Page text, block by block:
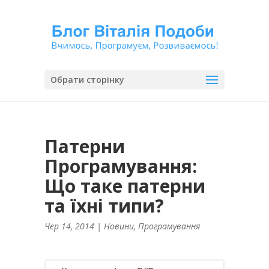
Обрати сторінку
Патерни
Програмування:
Що таке патерни
та їхні типи?
Чер 14, 2014 | Новини, Програмування